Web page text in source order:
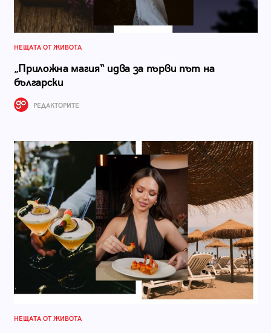
НЕЩАТА ОТ ЖИВОТА
„Приложна магия“ идва за първи път на
български
РЕДАКТОРИТЕ
НЕЩАТА ОТ ЖИВОТА